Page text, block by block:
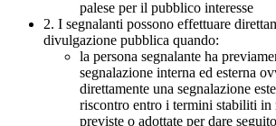
palese per il pubblico interesse
2. I segnalanti possono effettuare
divulgazione pubblica quando:
la persona segnalante ha
segnalazione interna ed esterna
direttamente una segnalazione
riscontro entro i termini stabiliti in
previste o adottate per dare